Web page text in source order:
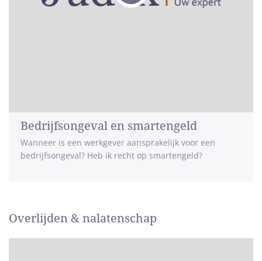
Bedrijfsongeval en smartengeld
Wanneer is een werkgever aansprakelijk voor een
bedrijfsongeval? Heb ik recht op smartengeld?
Overlijden & nalatenschap